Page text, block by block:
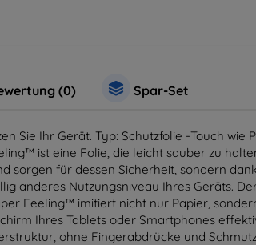
(0) Spar-Set
Sie Ihr Gerät. Typ: Schutzfolie -Touch
ist eine Folie, die leicht sauber zu
sorgen für dessen Sicherheit, sondern
anderes Nutzungsniveau Ihres Geräts.
Feeling™ imitiert nicht nur Papier,
Ihres Tablets oder Smartphones
ohne Fingerabdrücke und